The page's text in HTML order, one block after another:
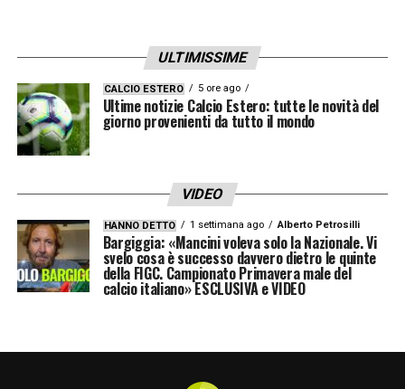
ULTIMISSIME
CALCIO ESTERO 5 ore ago
Ultime notizie Calcio Estero: tutte le novità del
giorno provenienti da tutto il mondo
VIDEO
HANNO DETTO 1 settimana ago Alberto Petrosilli
Bargiggia: «Mancini voleva solo la Nazionale. Vi
svelo cosa è successo davvero dietro le quinte
della FIGC. Campionato Primavera male del
calcio italiano» ESCLUSIVA e VIDEO